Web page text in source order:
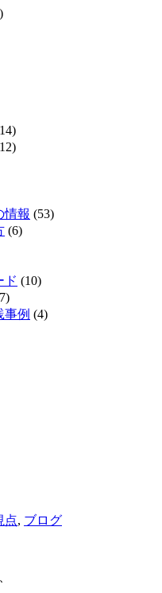
情報 (53)
(6)
ド (10)
事例 (4)
点, ブログ